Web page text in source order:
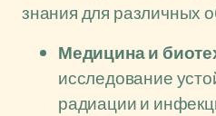
знания для различных
Медицина и
исследование
радиации и